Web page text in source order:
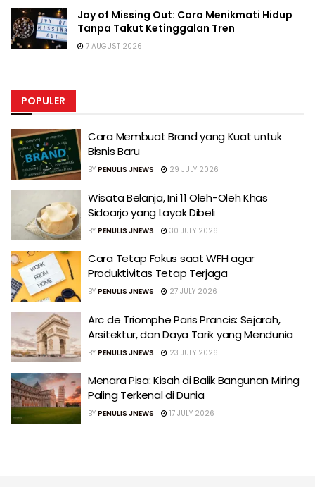
Joy of Missing Out: Cara Menikmati Hidup
Tanpa Takut Ketinggalan Tren
7 AUGUST 2026
POPULER
Cara Membuat Brand yang Kuat untuk
Bisnis Baru
BY PENULIS JNEWS 29 JULY 2026
Wisata Belanja, Ini 11 Oleh-Oleh Khas
Sidoarjo yang Layak Dibeli
BY PENULIS JNEWS 30 JULY 2026
Cara Tetap Fokus saat WFH agar
Produktivitas Tetap Terjaga
BY PENULIS JNEWS 27 JULY 2026
Arc de Triomphe Paris Prancis: Sejarah,
Arsitektur, dan Daya Tarik yang Mendunia
BY PENULIS JNEWS 23 JULY 2026
Menara Pisa: Kisah di Balik Bangunan Miring
Paling Terkenal di Dunia
BY PENULIS JNEWS 17 JULY 2026